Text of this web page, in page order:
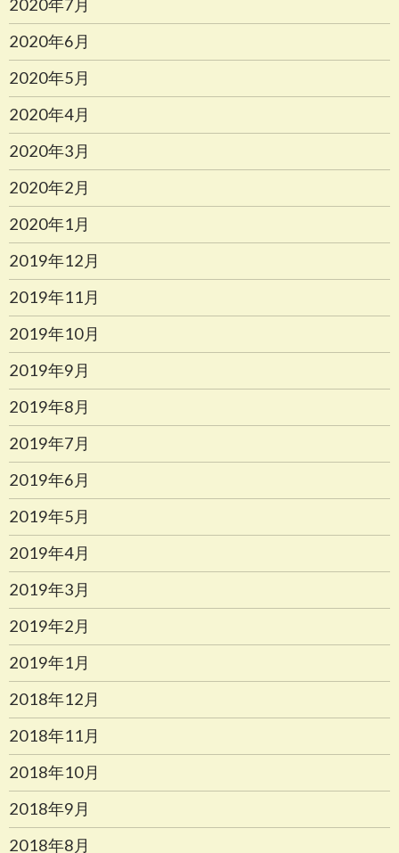
2020年7月
2020年6月
2020年5月
2020年4月
2020年3月
2020年2月
2020年1月
2019年12月
2019年11月
2019年10月
2019年9月
2019年8月
2019年7月
2019年6月
2019年5月
2019年4月
2019年3月
2019年2月
2019年1月
2018年12月
2018年11月
2018年10月
2018年9月
2018年8月